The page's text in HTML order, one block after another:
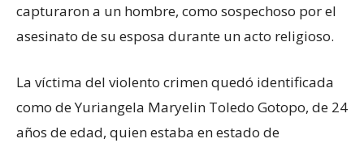
capturaron a un hombre, como sospechoso por el
asesinato de su esposa durante un acto religioso.
La víctima del violento crimen quedó identificada
como de Yuriangela Maryelin Toledo Gotopo, de 24
años de edad, quien estaba en estado de